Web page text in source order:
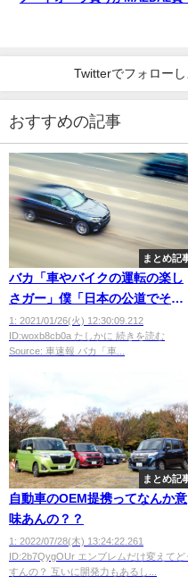
Twitterでフォローし
おすすめの記事
まとめ記
バカ「車やバイクの運転の楽し
さガー」僕「日本の公道でそん
な楽しい運転できるか？」
1: 2021/01/26(火) 12:30:09.212
ID:woxb8cb0a たしかに 続きを読む
Source: 車速報 バカ「車...
まとめ記
自動車のOEM提携ってなんか意
味あんの？？
1: 2022/07/28(木) 13:24:22.261
ID:2b7QygOUr エンブレムだけ変えてど
すんの？ 互いに開発力もあるし...